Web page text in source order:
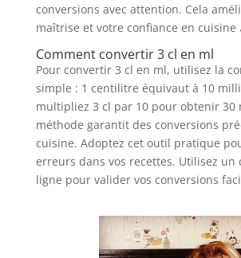
conversions avec attention. Cela
maîtrise et votre confiance en cuisine
Comment convertir 3 cl en ml
Pour convertir 3 cl en ml, utilisez la
simple : 1 centilitre équivaut à 10
multipliez 3 cl par 10 pour obtenir 30
méthode garantit des conversions
cuisine. Adoptez cet outil pratique
erreurs dans vos recettes. Utilisez un
ligne pour valider vos conversions